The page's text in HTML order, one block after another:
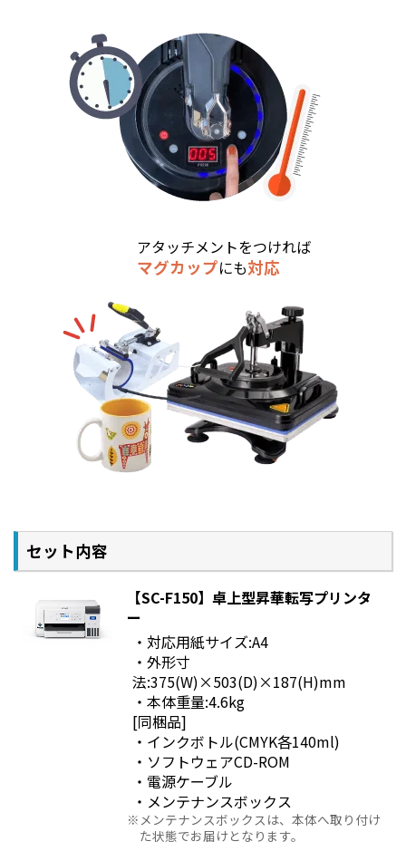
アタッチメントをつければ
マグカップにも対応
セット内容
【SC-F150】卓上型昇華転写プリンタ
ー
・対応用紙サイズ:A4
・外形寸
法:375(W)×503(D)×187(H)mm
・本体重量:4.6kg
[同梱品]
・インクボトル(CMYK各140ml)
・ソフトウェアCD-ROM
・電源ケーブル
・メンテナンスボックス
メンテナンスボックスは、本体へ取り付け
た状態でお届けとなります。